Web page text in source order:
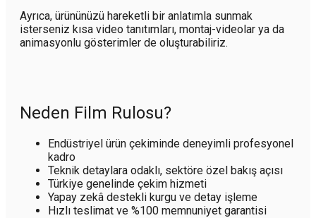
Ayrıca, ürününüzü hareketli bir anlatımla sunmak
isterseniz kısa video tanıtımları, montaj-videolar ya da
animasyonlu gösterimler de oluşturabiliriz.
Neden Film Rulosu?
Endüstriyel ürün çekiminde deneyimli profesyonel
kadro
Teknik detaylara odaklı, sektöre özel bakış açısı
Türkiye genelinde çekim hizmeti
Yapay zekâ destekli kurgu ve detay işleme
Hızlı teslimat ve %100 memnuniyet garantisi